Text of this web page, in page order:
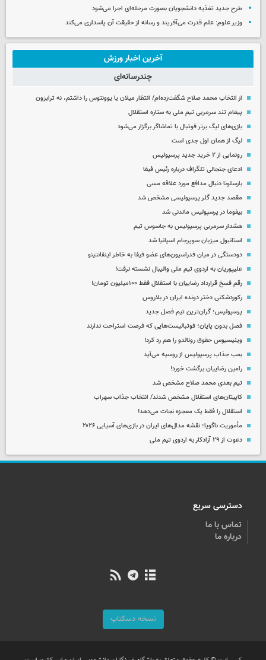
طرح جدید تغذیه دانشجویان بصورت مرحله‌ای اجرا می‌شود
وزیر علوم: علم قدرت می‌آفریند و رسانه از حقیقت آن پاسداری می‌کند
آخرین اخبار ورزش
چندرسانه‌ای
از انتخاب محمد صلاح شگفت‌زده‌ام/ انتظار میلان یا یوونتوس را داشتم، نه ترابزون
پیغام تند سرمربی تیم ملی به ستاره استقلال
بازی‌های لیگ برتر فوتبال با تماشاگر برگزار می‌شود
لیگ از همان اول جدی است
رونمایی از ۲ خرید جدید پرسپولیس
ادعای جنجالی تلگراف درباره رئیس فیفا
بارسلونا دنبال مدافع مورد علاقه مسی
مقصد جدید گلر پرسپولیسی مشخص شد
بیفوما در پرسپولیس ماندنی شد
هشدار سرمربی پرسپولیس به جاسوس تیم
استانبول میزبان سوپرجام اسپانیا شد
دودستگی در میان فدراسیون‌های عضو فیفا به خاطر اینفانتینو
علیپوریان به اردوی تیم ملی والیبال نشسته نرفت!
رقم فسخ قرارداد رضاییان با استقلال فقط ۱۰۰میلیون تومان!
رکوردشکنی دختر دونده ایران در بلاروس
پرسپولیس؛ گران‌ترین تیم فصل جدید
فصل بدون پایان؛ فوتبالیست‌هایی که فرصت استراحت ندارند
وینیسیوس حقوق رونالدو را هم رد کرد!
بمب جذاب پرسپولیس از روسیه می‌آید
رامین رضاییان برگشت خورد!
تیم بعدی محمد صلاح مشخص شد
کاپیتان‌های استقلال مشخص شدند/ انتخاب جذاب سهراب
استقلال را فقط یک معجزه نجات می‌دهد!
مأموریت ناگویا؛ نقشه مدال‌های ایران در بازی‌های آسیایی ۲۰۲۶
دعوت از ۲۹ آزادکار به اردوی تیم ملی
دسترسی سریع
تماس با ما
درباره ما
نسخه دسکتاپ